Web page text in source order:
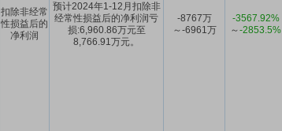
扣除非经常
性损益后的
净利润
预计2024年1-12月扣除非
经常性损益后的净利润亏
损:6,960.86万元至
8,766.91万元。
-8767万
～-6961万
-3567.92%
～-2853.5%